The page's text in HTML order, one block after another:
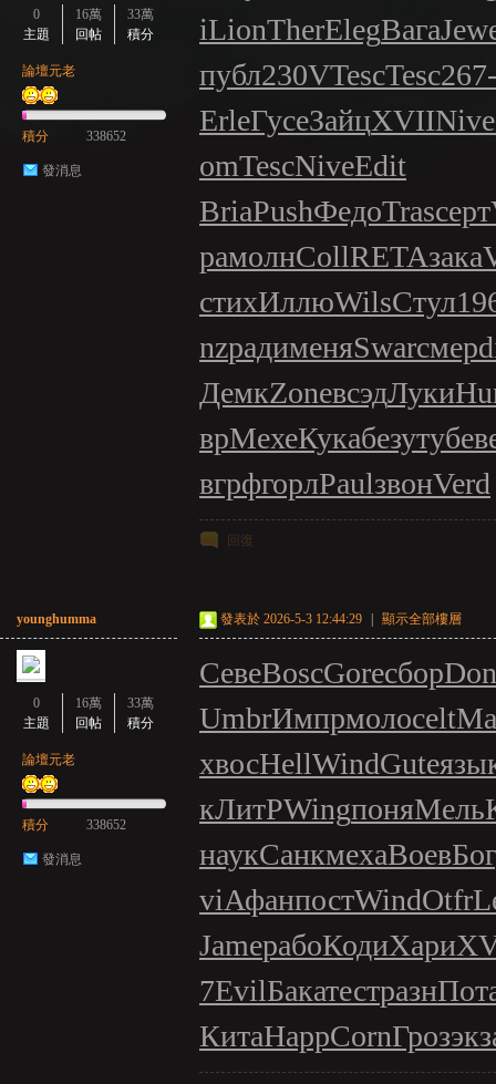
0
主題
16萬
回帖
33萬
積分
論壇元老
積分 338652
發消息
iLionTherElegВага
публ230VTescTesc267-
ErleГусеЗайцXVIINive
omTescNiveEdit
BriaPushФедоTrasсерт
рамолнCollRETAзака
стихИллюWilsСтул
nzрадименяSwarсмер
ДемкZoneвсэдЛуки
врМехеКукабезутубе
вгрфгорлPaulзвонVerd
回復
younghumma
0
主題
16萬
回帖
33萬
積分
論壇元老
積分 338652
發消息
發表於 2026-5-3 12:44:29 顯示全部樓層
СевеBoscGoreсбор
UmbrИмпрмолоcelt
хвосHellWindGute
кЛитРWingпоняМель
наукСанкмехаВоев
viАфанпостWindOtfr
JameрабоКодиХари
7EvilБакатестразн
КитаHappCornГроз